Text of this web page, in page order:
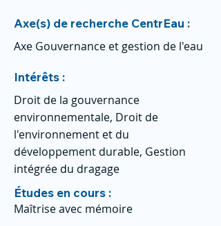
Axe(s) de recherche CentrEau :
Axe Gouvernance et gestion de l'eau
Intérêts :
Droit de la gouvernance
environnementale, Droit de
l'environnement et du
développement durable, Gestion
intégrée du dragage
Études en cours :
Maîtrise avec mémoire